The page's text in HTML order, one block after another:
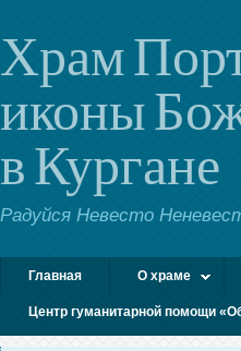
Храм
иконы
в Кургане
Радуйся Невесто
Главная О храме
Центр гуманитарной помощи